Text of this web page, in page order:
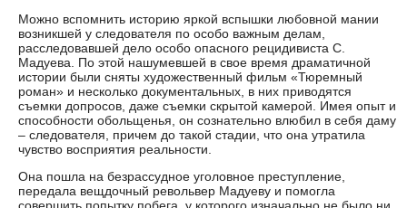
Можно вспомнить историю яркой вспышки любовной мании
возникшей у следователя по особо важным делам,
расследовавшей дело особо опасного рецидивиста С.
Мадуева. По этой нашумевшей в свое время драматичной
истории были сняты художественный фильм «Тюремный
роман» и несколько документальных, в них приводятся
съемки допросов, даже съемки скрытой камерой. Имея опыт и
способности обольщенья, он сознательно влюбил в себя даму
– следователя, причем до такой стадии, что она утратила
чувство восприятия реальности.
Она пошла на безрассудное уголовное преступление,
передала вещдочный револьвер Мадуеву и помогла